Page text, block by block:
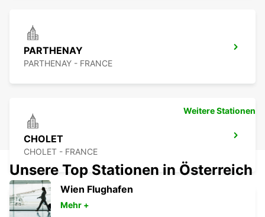
PARTHENAY
PARTHENAY - FRANCE
CHOLET
CHOLET - FRANCE
Weitere Stationen
Unsere Top Stationen in Österreich
Wien Flughafen
Mehr +